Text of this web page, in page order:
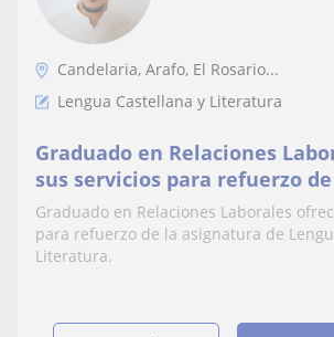
Candelaria, Arafo, El Rosario...
Lengua Castellana y Literatura
Graduado en Relaciones
sus servicios para refuerzo
asignatura de Lengua
Literatura
Graduado en Relaciones Laborales
para refuerzo de la asignatura de
Literatura.